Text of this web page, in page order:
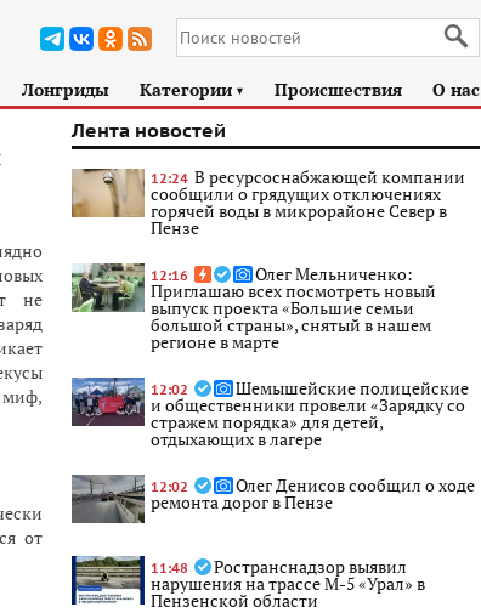
Лонгриды Категории ► Происшествия О нас
не
от
Лента новостей
12:24 В ресурсоснабжающей компании
сообщили о грядущих отключениях
горячей воды в микрорайоне Север в
Пензе
12:16 Олег Мельниченко:
Приглашаю всех посмотреть новый
выпуск проекта «Большие семьи
большой страны», снятый в нашем
регионе в марте
12:02 Шемышейские полицейские
и общественники провели «Зарядку со
стражем порядка» для детей,
отдыхающих в лагере
12:02 Олег Денисов сообщил о ходе
ремонта дорог в Пензе
11:48 Ространснадзор выявил
нарушения на трассе М-5 «Урал» в
Пензенской области